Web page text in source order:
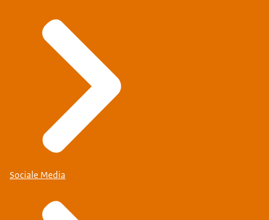
Sociale Media